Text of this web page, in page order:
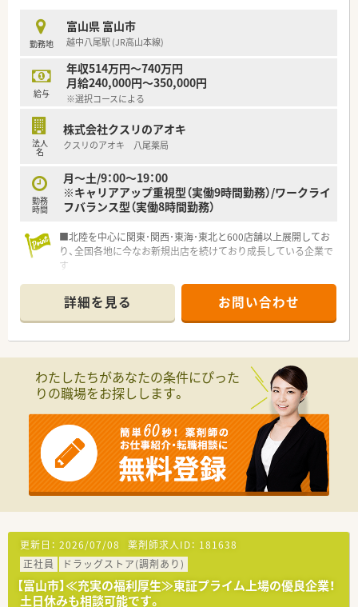
勤務地
富山県 富山市
越中八尾駅 (JR高山本線)
給与
年収514万円～740万円
月給240,000円～350,000円
※選択コースによる
法人
名
株式会社クスリのアオキ
クスリのアオキ 八尾薬局
勤務
時間
月～土/9：00〜19：00
※キャリアアップ重視型（実働9時間勤務）/ワークライ
フバランス型（実働8時間勤務）
■北陸を中心に関東･関西･東海･東北と600店舗以上展開してお
り、全国各地に今なお新規出店を続けており成長している企業で
す
≪年収600万(9時間勤務)or500万(8時間勤務)≫事が可能です
です
■多様なキャリアパスがあり「DI業務･運営･採用・バイヤー・人材
教育」といった他の職種へのチャレンジも可能です
しにくい環境なので安心して働く事が出来ます
■｢2年目で薬局長・4年目でエリアマネージャー(SV)」に昇格でき
るなど、成長中の企業だから昇格チャンスも多い企業です
■音声入力の薬歴･ピッキングサポートシステム･薬歴閲覧用の
タブレット設置など、薬剤師が安心して働く事が出来る様に最新
の機械を導入されています
■有給取得率は全社員平均80％、年一回1週間程度の長期連休取
得できるリフレッシュ制度があります
詳細を見る お問い合わせ
わたしたちがあなたの条件にぴった
りの職場をお探しします。
更新日： 2026/07/08 薬剤師求人ID： 181638
正社員
ドラッグストア(調剤あり)
【富山市】≪充実の福利厚生≫東証プライム上場の優良企業！
土日休みも相談可能です。